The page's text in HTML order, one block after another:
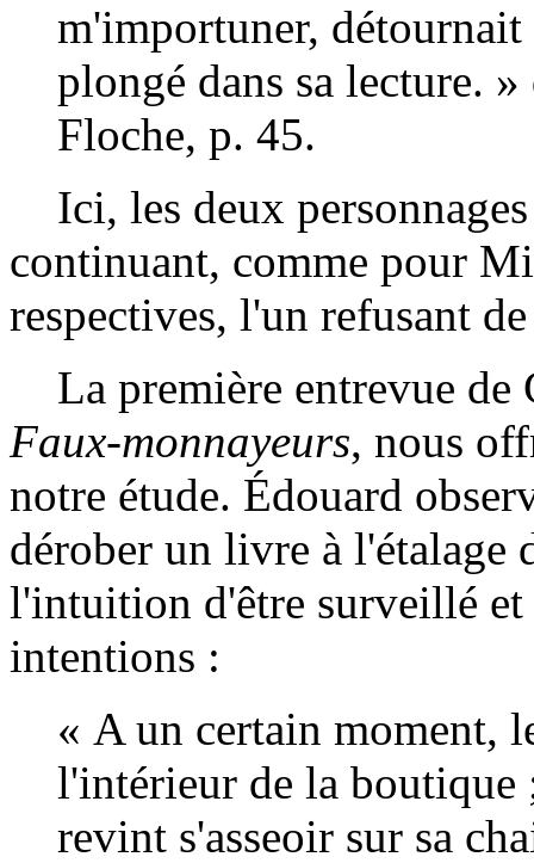
m'importuner,
plongé dans sa lecture.
Floche, p. 45.
Ici, les deux
continuant, comme pour
respectives, l'un refusant
La première entrevue de
Faux-monnayeurs, nous
notre étude. Édouard
dérober un livre à
l'intuition d'être surveillé
intentions :
« A un certain moment,
l'intérieur de la
revint s'asseoir sur sa